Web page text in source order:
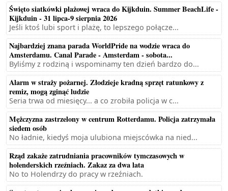
Święto siatkówki plażowej wraca do Kijkduin. Summer BeachLife -
Kijkduin - 31 lipca-9 sierpnia 2026
Jeśli ktoś lubi sport i plażę, to lepszego połącze...
Najbardziej znana parada WorldPride na wodzie wraca do
Amsterdamu. Canal Parade - Amsterdam - sobota...
Byliśmy z rodziną i wspominamy ten dzień bardzo do...
Alarm w straży pożarnej. Złodzieje kradną sprzęt ratunkowy z
remiz, mogą zginąć ludzie
Seria trwa od miesięcy... a co zrobiła policja w c...
Mężczyzna zastrzelony w centrum Rotterdamu. Policja zatrzymała
siedem osób
No ładnie, kiedyś moja ulubiona miejscówka na nied...
Rząd zakaże zatrudniania pracowników tymczasowych w
holenderskich rzeźniach. Zakaz za dwa lata
No to Holendrzy do pracy w rzeźniach.